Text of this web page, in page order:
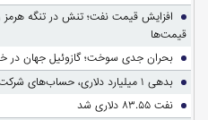
افزایش قیمت نفت؛ تنش در تنگه هرمز
قیمت‌ها
بحران جدی سوخت؛ گازوئیل جهان در
بدهی ۱ میلیارد دلاری، حساب‌های شرکت ملی نفت را بست
نفت ۸۳.۵۵ دلاری شد